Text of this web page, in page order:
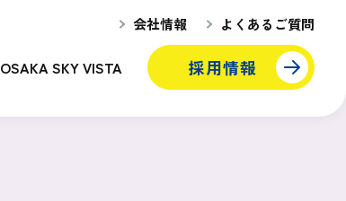
OSAKA SKY VISTA 採用情報
会社情報 よくあるご質問